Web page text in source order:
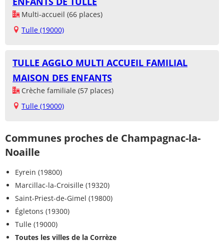
Multi-accueil (66 places)
Tulle (19000)
TULLE AGGLO MULTI ACCUEIL FAMILIAL
MAISON DES ENFANTS
Crèche familiale (57 places)
Tulle (19000)
Communes proches de Champagnac-la-
Noaille
Eyrein (19800)
Marcillac-la-Croisille (19320)
Saint-Priest-de-Gimel (19800)
Égletons (19300)
Tulle (19000)
Toutes les villes de la Corrèze